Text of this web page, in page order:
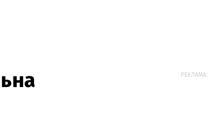
РЕКЛАМА: